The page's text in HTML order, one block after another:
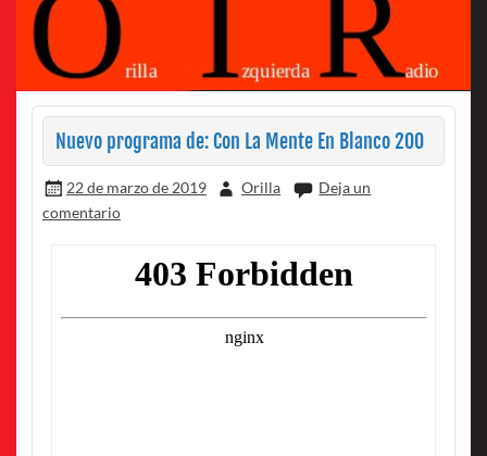
Nuevo programa de: Con La Mente En Blanco 200
22 de marzo de 2019 Orilla
Deja un
comentario